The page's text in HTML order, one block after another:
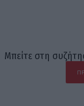
Μπείτε στη